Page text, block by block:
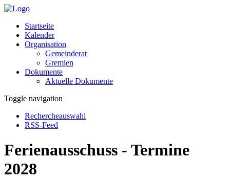
Startseite
Kalender
Organisation
Gemeinderat
Gremien
Dokumente
Aktuelle Dokumente
Toggle navigation
Rechercheauswahl
RSS-Feed
Ferienausschuss - Termine
2028